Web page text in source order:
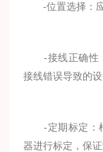
-位置选择：应
-接线正确性：
接线错误导致的设
-定期标定：根
器进行标定，保